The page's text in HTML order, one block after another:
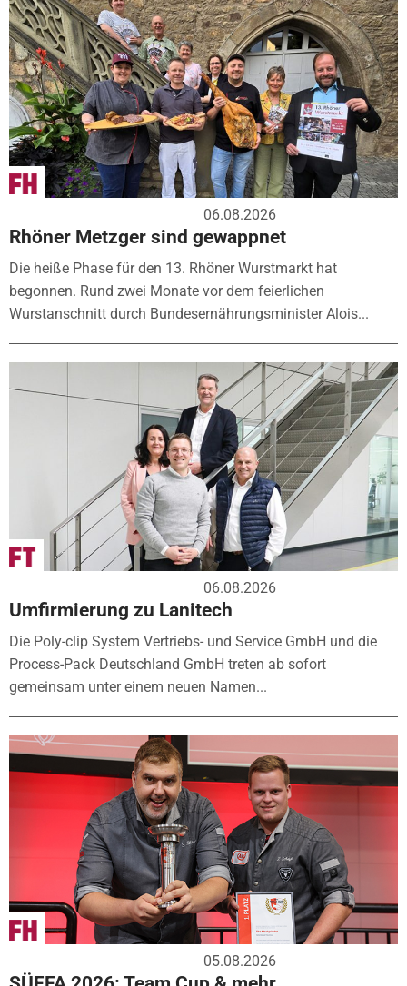
06.08.2026
Rhöner Metzger sind gewappnet
Die heiße Phase für den 13. Rhöner Wurstmarkt hat
begonnen. Rund zwei Monate vor dem feierlichen
Wurstanschnitt durch Bundesernährungsminister Alois...
06.08.2026
Umfirmierung zu Lanitech
Die Poly-clip System Vertriebs- und Service GmbH und die
Process-Pack Deutschland GmbH treten ab sofort
gemeinsam unter einem neuen Namen...
05.08.2026